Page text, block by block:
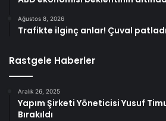
Ağustos 8, 2026
Trafikte ilginç anlar! Çuval
Rastgele Haberler
Aralık 26, 2025
Yapım Şirketi Yöneticisi Yusuf
Bırakıldı